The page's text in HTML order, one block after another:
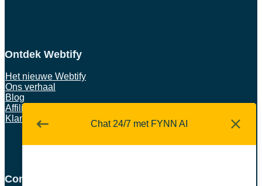
Ontdek Webtify
Het nieuwe Webtify
Ons verhaal
Blog
Affiliates
Klantverhalen
Contact
Chat 24/7 met FYNN AI